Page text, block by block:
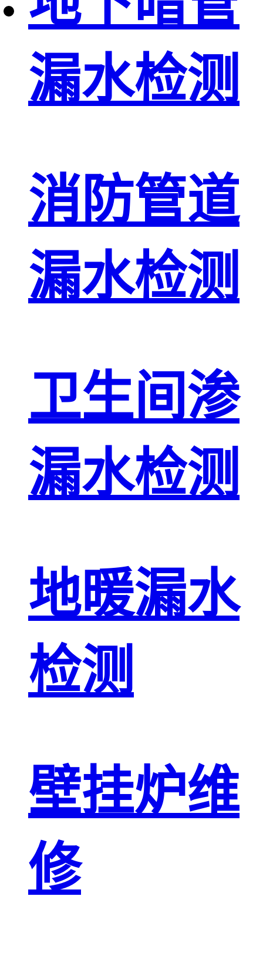
漏水检测
消防管道
漏水检测
卫生间渗
漏水检测
地暖漏水
检测
壁挂炉维
修